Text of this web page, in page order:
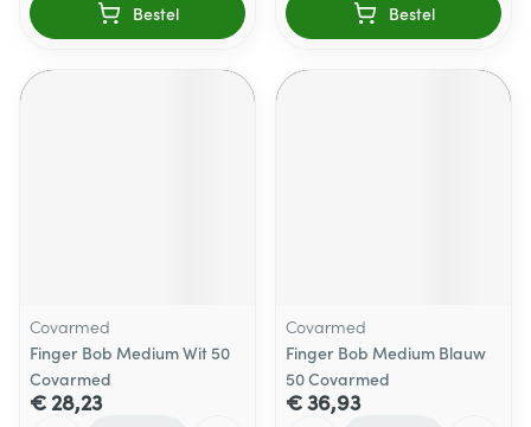
Bestel Bestel
Covarmed
Finger Bob Medium Wit 50
Covarmed
€ 28,23
Covarmed
Finger Bob Medium Blauw
50 Covarmed
€ 36,93